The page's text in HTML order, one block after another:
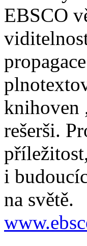
EBSCO
knihoven
rešerši.
i
na světě.